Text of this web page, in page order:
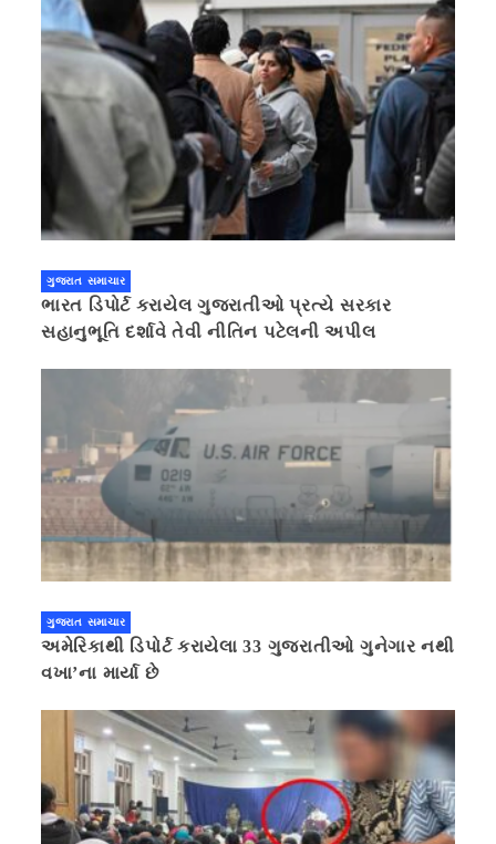
ગુજરાત સમાચાર
ભારત ડિપોર્ટ કરાયેલ ગુજરાતીઓ પ્રત્યે સરકાર
સહાનુભૂતિ દર્શાવે તેવી નીતિન પટેલની અપીલ
ગુજરાત સમાચાર
અમેરિકાથી ડિપોર્ટ કરાયેલા 33 ગુજરાતીઓ ગુનેગાર નથી
વખા’ના માર્યા છે